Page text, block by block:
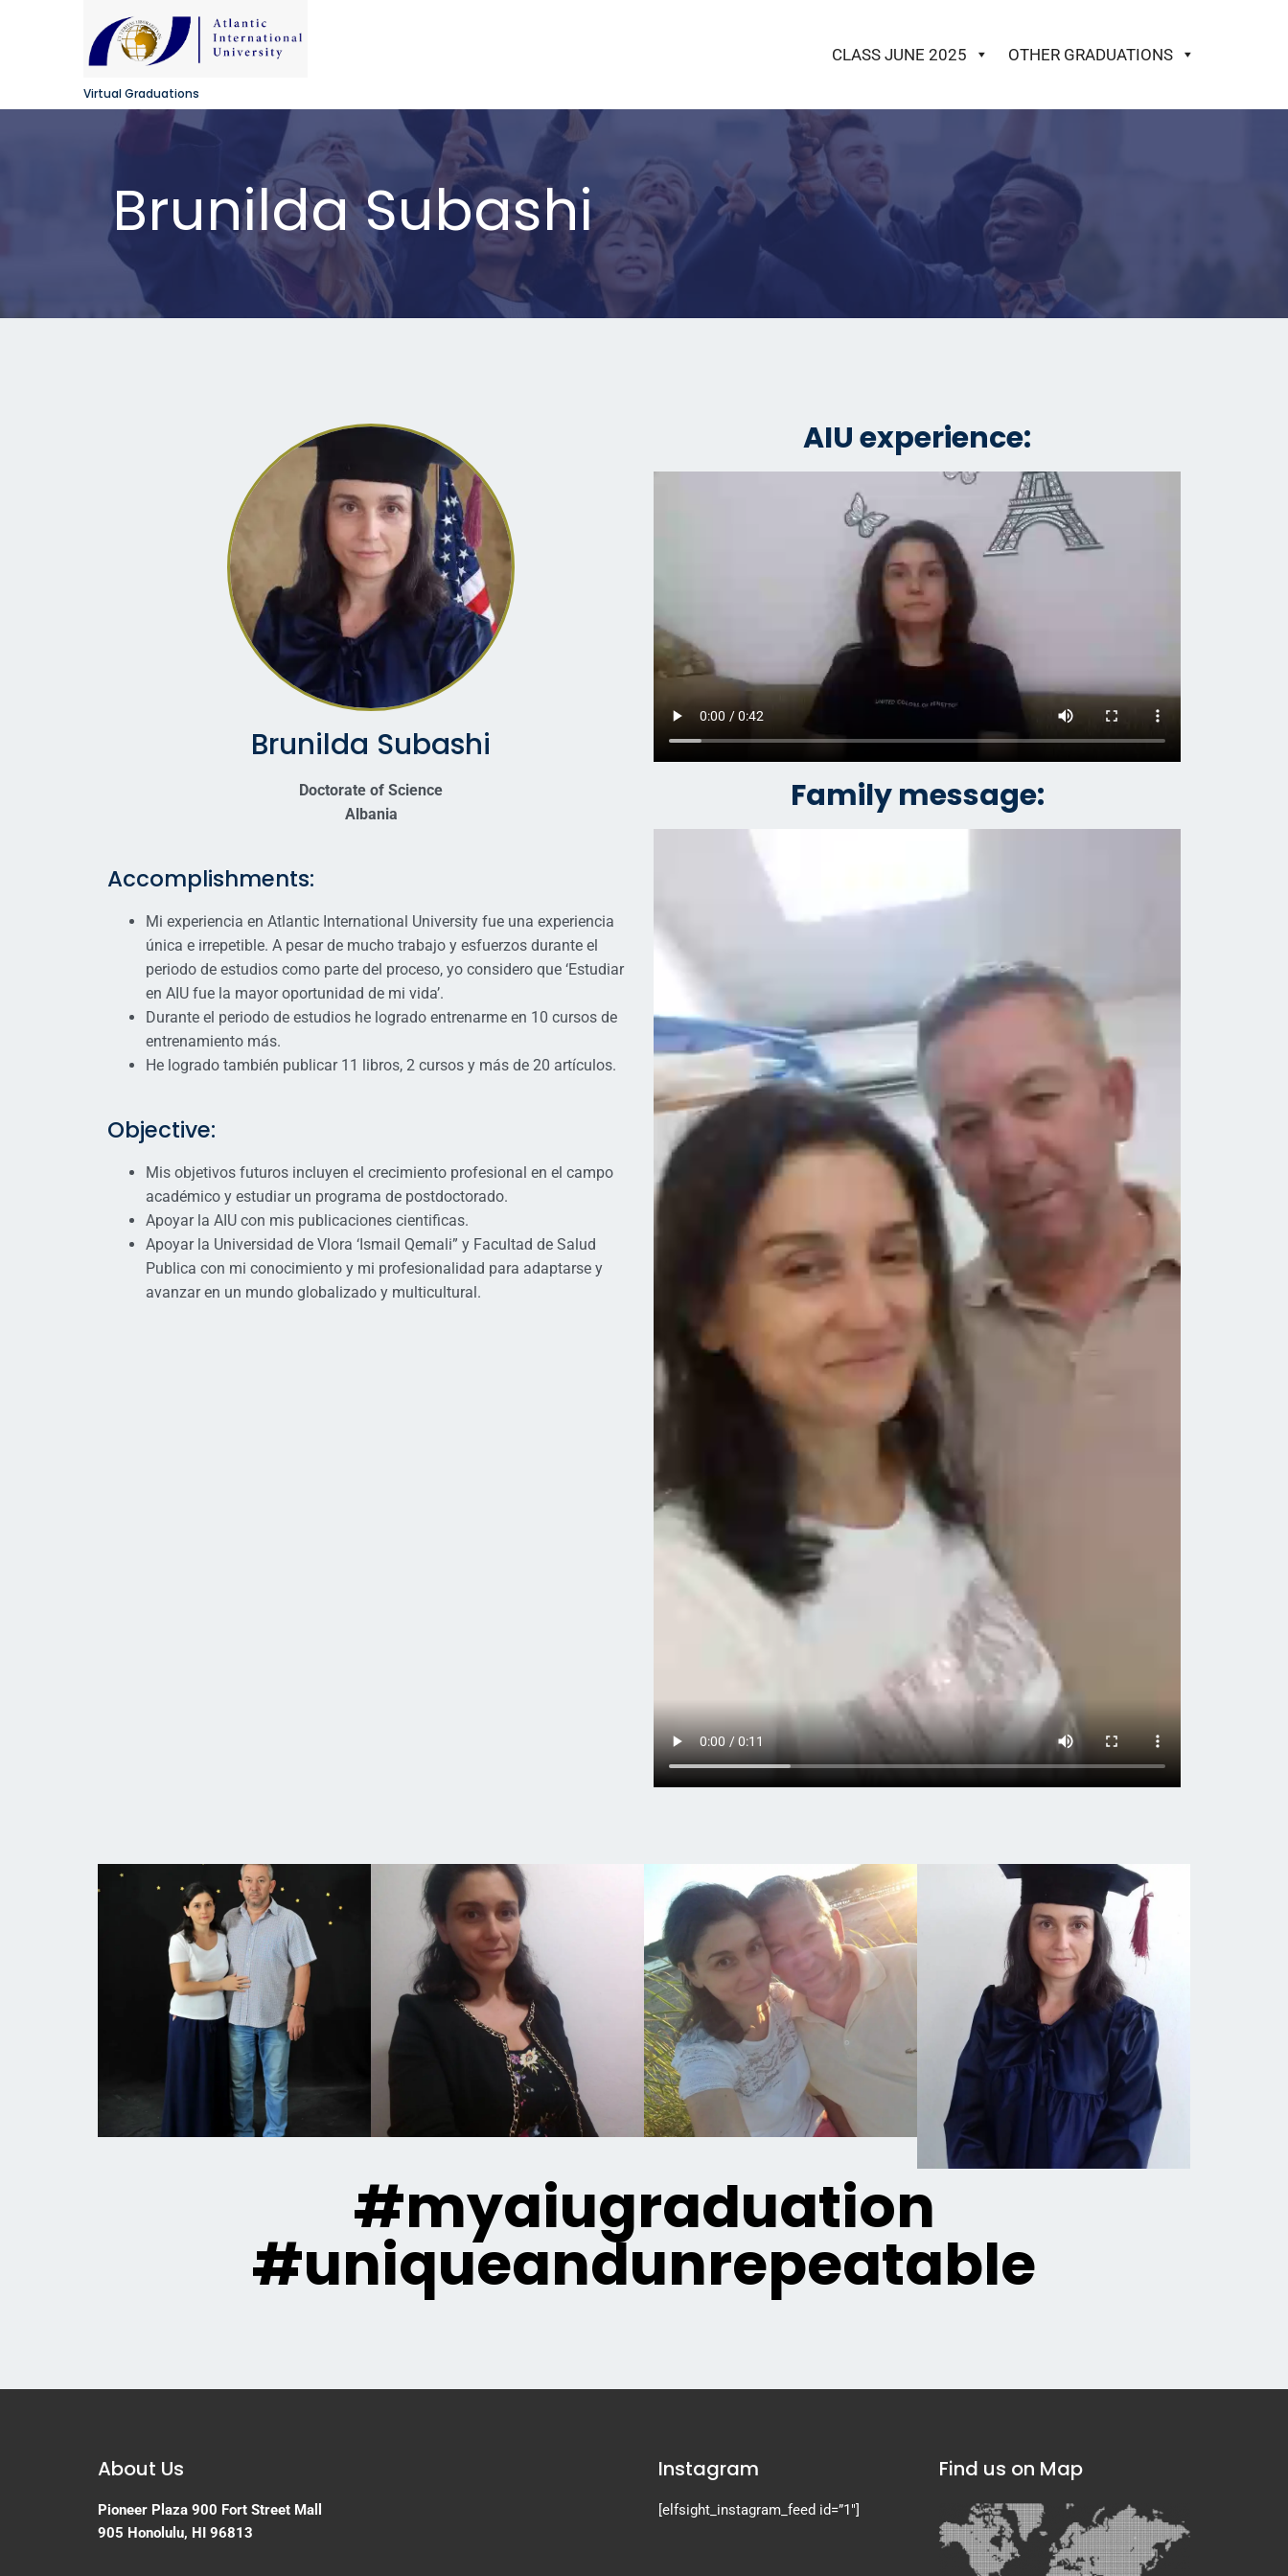
Virtual Graduations
CLASS JUNE 2025 OTHER GRADUATIONS
Brunilda Subashi
Brunilda Subashi
Doctorate of Science
Albania
Accomplishments:
Mi experiencia en Atlantic International University fue una experiencia
única e irrepetible. A pesar de mucho trabajo y esfuerzos durante el
periodo de estudios como parte del proceso, yo considero que ‘Estudiar
en AIU fue la mayor oportunidad de mi vida’.
Durante el periodo de estudios he logrado entrenarme en 10 cursos de
entrenamiento más.
He logrado también publicar 11 libros, 2 cursos y más de 20 artículos.
Objective:
Mis objetivos futuros incluyen el crecimiento profesional en el campo
académico y estudiar un programa de postdoctorado.
Apoyar la AIU con mis publicaciones cientificas.
Apoyar la Universidad de Vlora ‘Ismail Qemali” y Facultad de Salud
Publica con mi conocimiento y mi profesionalidad para adaptarse y
avanzar en un mundo globalizado y multicultural.
AIU experience:
Family message:
#myaiugraduation
#uniqueandunrepeatable
About Us
Pioneer Plaza 900 Fort Street Mall
905 Honolulu, HI 96813
Instagram
[elfsight_instagram_feed id=”1″]
Find us on Map